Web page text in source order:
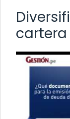
cartera